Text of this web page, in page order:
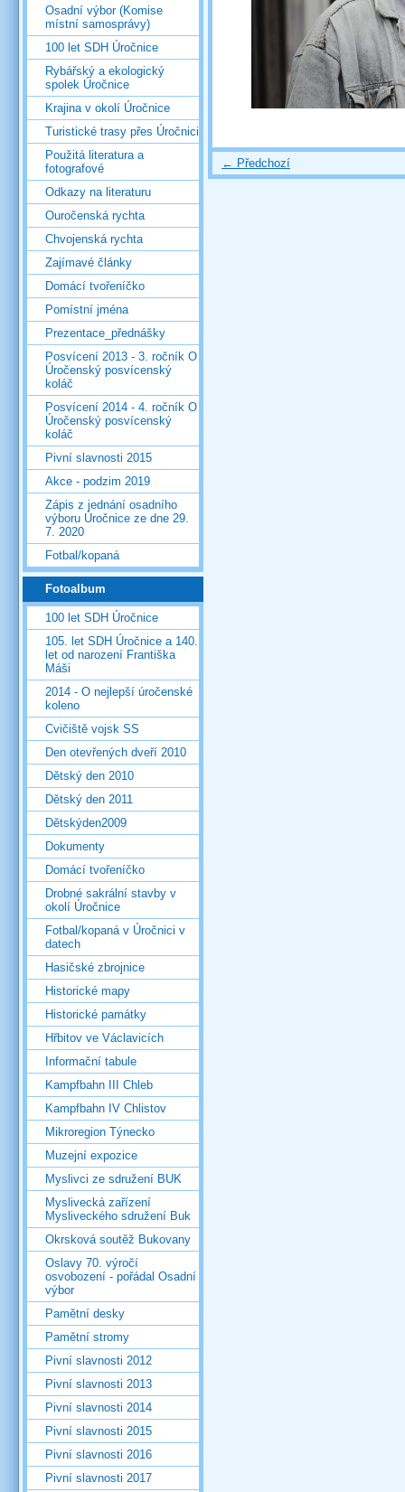
← Předchozí
Osadní výbor (Komise
místní samosprávy)
100 let SDH Úročnice
Rybářský a ekologický
spolek Úročnice
Krajina v okolí Úročnice
Turistické trasy přes Úročnici
Použitá literatura a
fotografové
Odkazy na literaturu
Ouročenská rychta
Chvojenská rychta
Zajímavé články
Domácí tvořeníčko
Pomístní jména
Prezentace_přednášky
Posvícení 2013 - 3. ročník O
Úročenský posvícenský
koláč
Posvícení 2014 - 4. ročník O
Úročenský posvícenský
koláč
Pivní slavnosti 2015
Akce - podzim 2019
Zápis z jednání osadního
výboru Úročnice ze dne 29.
7. 2020
Fotbal/kopaná
Fotoalbum
100 let SDH Úročnice
105. let SDH Úročnice a 140.
let od narození Františka
Máši
2014 - O nejlepší úročenské
koleno
Cvičiště vojsk SS
Den otevřených dveří 2010
Dětský den 2010
Dětský den 2011
Dětskýden2009
Dokumenty
Domácí tvořeníčko
Drobné sakrální stavby v
okolí Úročnice
Fotbal/kopaná v Úročnici v
datech
Hasičské zbrojnice
Historické mapy
Historické památky
Hřbitov ve Václavicích
Informační tabule
Kampfbahn III Chleb
Kampfbahn IV Chlistov
Mikroregion Týnecko
Muzejní expozice
Myslivci ze sdružení BUK
Myslivecká zařízení
Mysliveckého sdružení Buk
Okrsková soutěž Bukovany
Oslavy 70. výročí
osvobození - pořádal Osadní
výbor
Pamětní desky
Pamětní stromy
Pivní slavnosti 2012
Pivní slavnosti 2013
Pivní slavnosti 2014
Pivní slavnosti 2015
Pivní slavnosti 2016
Pivní slavnosti 2017